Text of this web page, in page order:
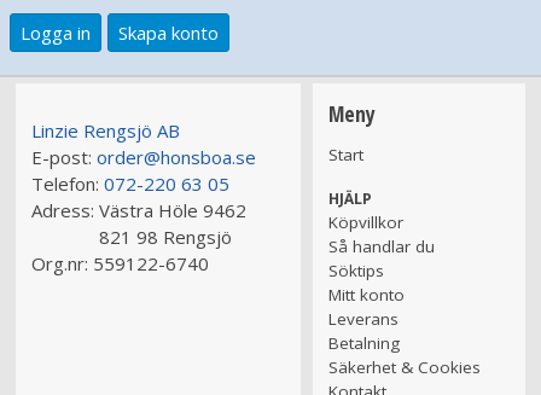
Logga in
Skapa konto
Linzie Rengsjö AB
E-post: order@honsboa.se
Telefon: 072-220 63 05
Adress: Västra Höle 9462
821 98 Rengsjö
Org.nr: 559122-6740
Meny
Start
HJÄLP
Köpvillkor
Så handlar du
Söktips
Mitt konto
Leverans
Betalning
Säkerhet & Cookies